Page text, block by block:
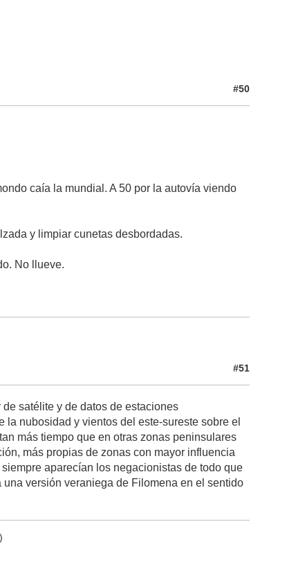
#50
caía la mundial. A 50 por la autovía viendo
y limpiar cunetas desbordadas.
No llueve.
#51
satélite y de datos de estaciones
nubosidad y vientos del este-sureste sobre el
más tiempo que en otras zonas peninsulares
más propias de zonas con mayor influencia
aparecían los negacionistas de todo que
versión veraniega de Filomena en el sentido